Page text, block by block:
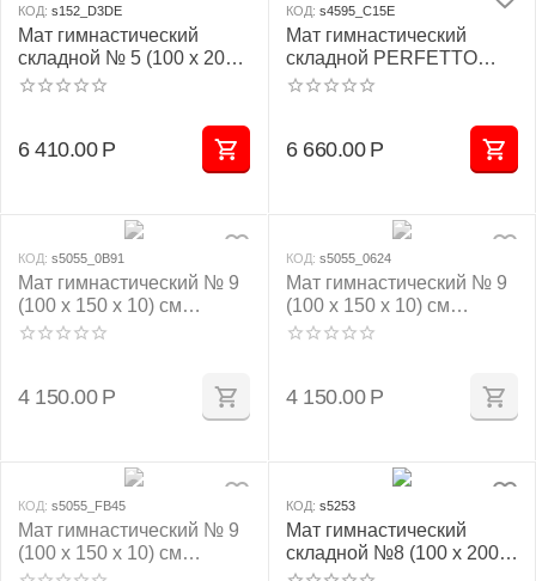
КОД: s152_D3DE
Мат гимнастический
складной № 5 (100 х 200 х
10) см зелёно/жёлтый
6 410.00 Р
КОД: s4595_C15E
Мат гимнастический
складной PERFETTO
SPORT № 5 (100 х 200 х
6 660.00 Р
КОД: s5055_0B91
Мат гимнастический № 9
(100 х 150 х 10) см
красно/жёлтый
4 150.00 Р
КОД: s5055_0624
Мат гимнастический № 9
(100 х 150 х 10) см
зелёно/жёлтый
4 150.00 Р
КОД: s5055_FB45
Мат гимнастический № 9
(100 х 150 х 10) см
жёлтый
КОД: s5253
Мат гимнастический
складной №8 (100 х 200 х
10) см бежевый 1